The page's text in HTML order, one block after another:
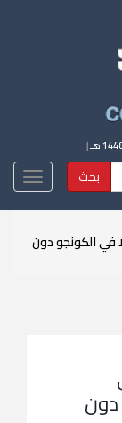
|
بحث
في الكونجو دون
دون